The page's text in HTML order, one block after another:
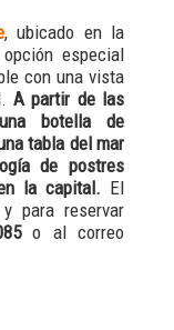
, ubicado en la
especial
con una vista
A partir de las
botella de
tabla del mar
de postres
la capital. El
y para reservar
o al correo